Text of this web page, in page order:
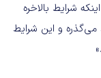
شرایط بالاخره
و این شرایط